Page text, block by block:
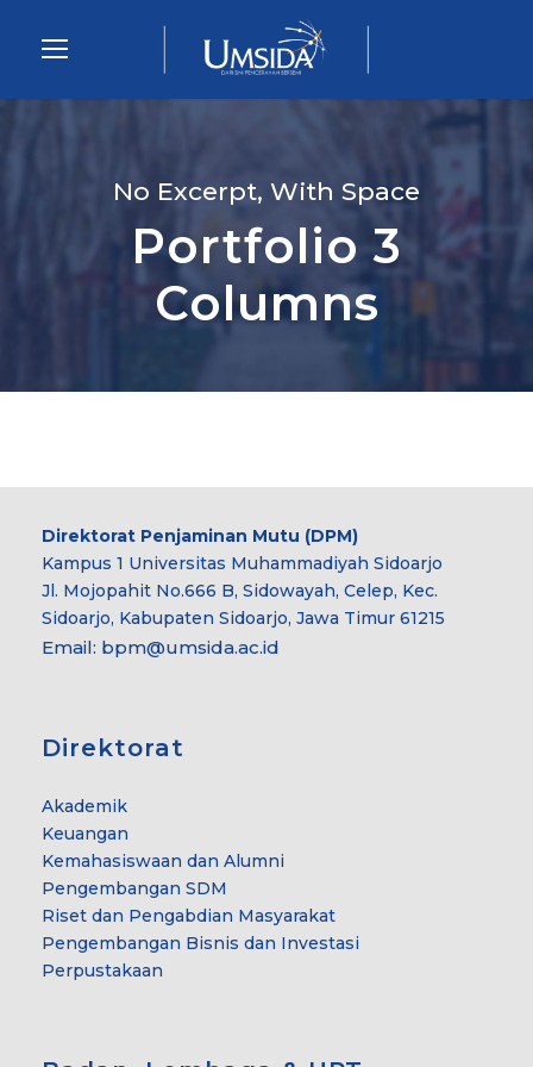
No Excerpt, With Space
Portfolio 3
Columns
Direktorat Penjaminan Mutu (DPM)
Kampus 1 Universitas Muhammadiyah Sidoarjo
Jl. Mojopahit No.666 B, Sidowayah, Celep, Kec.
Sidoarjo, Kabupaten Sidoarjo, Jawa Timur 61215
Email: bpm@umsida.ac.id
Direktorat
Akademik
Keuangan
Kemahasiswaan dan Alumni
Pengembangan SDM
Riset dan Pengabdian Masyarakat
Pengembangan Bisnis dan Investasi
Perpustakaan